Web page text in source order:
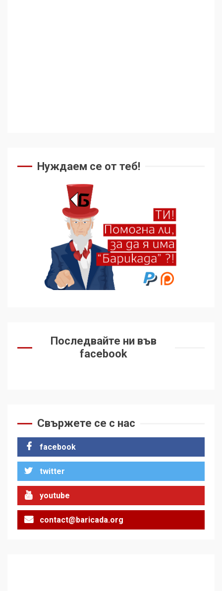
Нуждаем се от теб!
Последвайте ни във
facebook
Свържете се с нас
facebook
twitter
youtube
contact@baricada.org